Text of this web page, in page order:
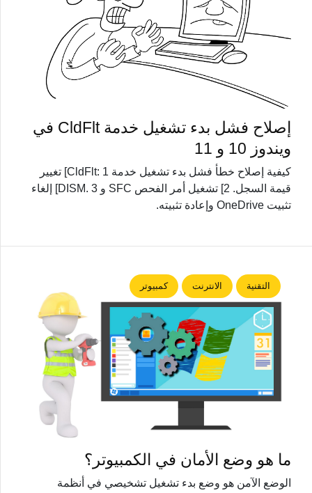
إصلاح فشل بدء تشغيل خدمة CldFlt في
ويندوز 10 و 11
كيفية إصلاح خطأ فشل بدء تشغيل خدمة CldFlt: 1] تغيير
قيمة السجل. 2] تشغيل أمر الفحص SFC و DISM. 3] إلغاء
تثبيت OneDrive وإعادة تثبيته.
التقنية الانترنت كمبيوتر
ما هو وضع الأمان في الكمبيوتر؟
الوضع الآمن هو وضع بدء تشغيل تشخيصي في أنظمة